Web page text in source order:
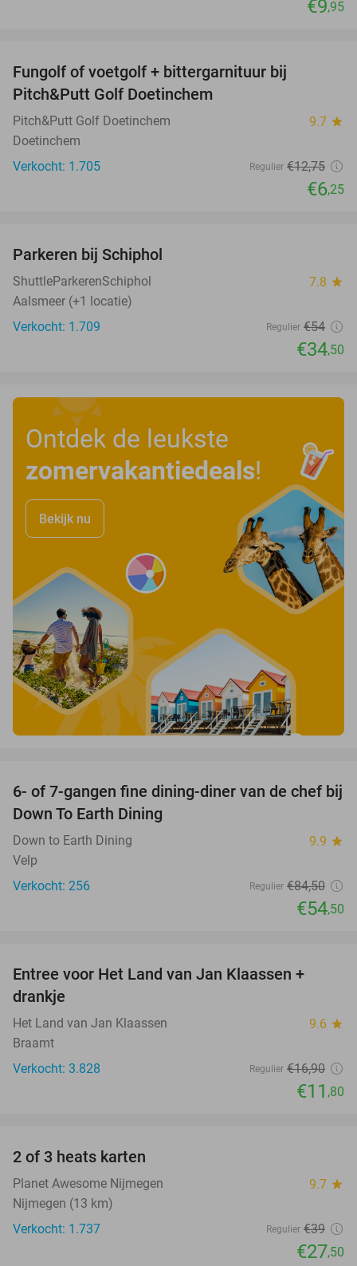
€9,95
Fungolf of voetgolf + bittergarnituur bij
Pitch&Putt Golf Doetinchem
Pitch&Putt Golf Doetinchem 9.7 star
Doetinchem
Verkocht: 1.705
Regulier €12,75
€6,25
Parkeren bij Schiphol
ShuttleParkerenSchiphol 7.8 star
Aalsmeer (+1 locatie)
Verkocht: 1.709
Regulier €54
€34,50
Ontdek de leukste
zomervakantiedeals!
Bekijk nu
36%
6- of 7-gangen fine dining-diner van de chef bij
Down To Earth Dining
Down to Earth Dining 9.9 star
Velp
Verkocht: 256
Regulier €84,50
€54,50
Entree voor Het Land van Jan Klaassen +
drankje
Het Land van Jan Klaassen 9.6 star
Braamt
Verkocht: 3.828
Regulier €16,90
€11 ,80
2 of 3 heats karten
Planet Awesome Nijmegen 9.7 star
Nijmegen (13 km)
Verkocht: 1.737
Regulier €39
€27,50